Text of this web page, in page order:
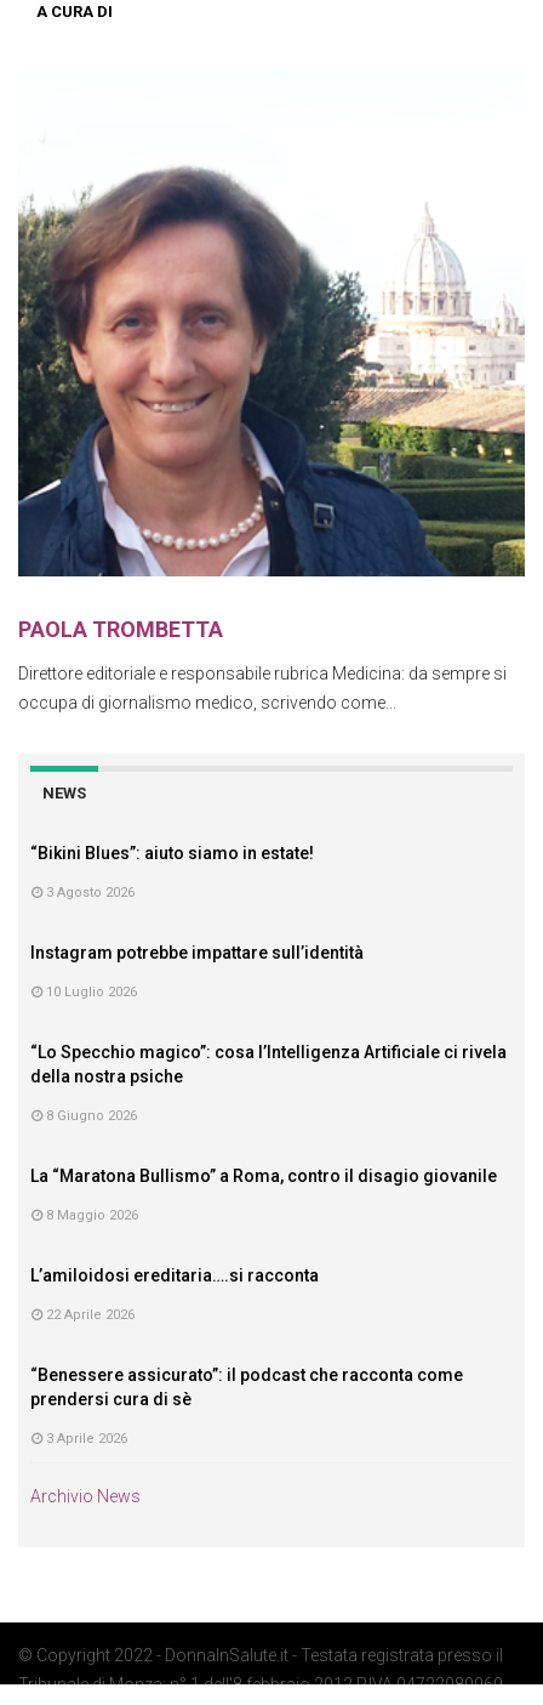
A CURA DI
PAOLA TROMBETTA
Direttore editoriale e responsabile rubrica Medicina: da sempre si
occupa di giornalismo medico, scrivendo come...
NEWS
“Bikini Blues”: aiuto siamo in estate!
3 Agosto 2026
Instagram potrebbe impattare sull’identità
10 Luglio 2026
“Lo Specchio magico”: cosa l’Intelligenza Artificiale ci rivela
della nostra psiche
8 Giugno 2026
La “Maratona Bullismo” a Roma, contro il disagio giovanile
8 Maggio 2026
L’amiloidosi ereditaria….si racconta
22 Aprile 2026
“Benessere assicurato”: il podcast che racconta come
prendersi cura di sè
3 Aprile 2026
Archivio News
© Copyright 2022 - DonnaInSalute.it - Testata registrata presso il
Tribunale di Monza: n° 1 dell'8 febbraio 2012 P.IVA 04722080969 -